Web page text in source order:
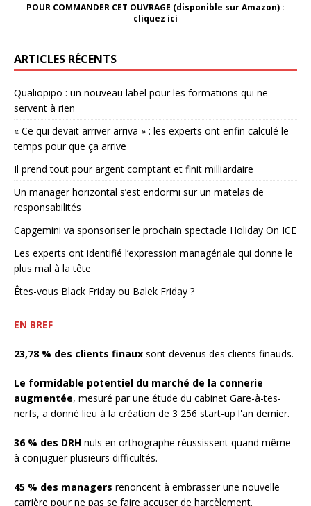
POUR COMMANDER CET OUVRAGE (disponible sur Amazon) :
cliquez ici
ARTICLES RÉCENTS
Qualiopipo : un nouveau label pour les formations qui ne
servent à rien
« Ce qui devait arriver arriva » : les experts ont enfin calculé le
temps pour que ça arrive
Il prend tout pour argent comptant et finit milliardaire
Un manager horizontal s’est endormi sur un matelas de
responsabilités
Capgemini va sponsoriser le prochain spectacle Holiday On ICE
Les experts ont identifié l’expression managériale qui donne le
plus mal à la tête
Êtes-vous Black Friday ou Balek Friday ?
EN BREF
23,78 % des clients finaux sont devenus des clients finauds.
Le formidable potentiel du marché de la connerie
augmentée, mesuré par une étude du cabinet Gare-à-tes-
nerfs, a donné lieu à la création de 3 256 start-up l'an dernier.
36 % des DRH nuls en orthographe réussissent quand même
à conjuguer plusieurs difficultés.
45 % des managers renoncent à embrasser une nouvelle
carrière pour ne pas se faire accuser de harcèlement.